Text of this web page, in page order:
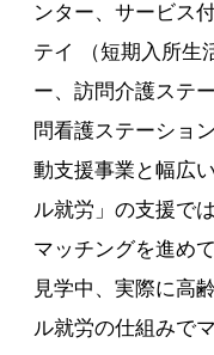
ンター、サービス
テイ （短期入所生
ー、訪問介護ステ
問看護ステーショ
動支援事業と幅広
ル就労」の支援で
マッチングを進め
見学中、実際に高
ル就労の仕組みで